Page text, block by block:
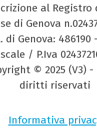
al Registro
di Genova
di Genova: 486190
/ P.Iva
© 2025 (V3)
diritti riservati
Informativa